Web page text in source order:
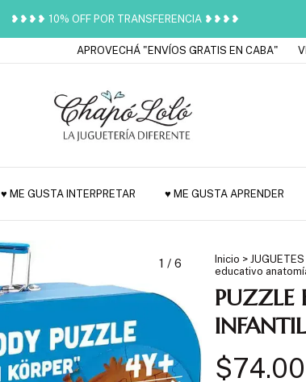
❥❥❥❥ 10% OFF POR TRANSFERENCIA ❥❥❥❥
APROVECHÁ "ENVÍOS GRATIS EN CABA" VENÍ
♥ ME GUSTA INTERPRETAR ♥ ME GUSTA APRENDER
1 / 6 Inicio >
educativo
PUZZLE